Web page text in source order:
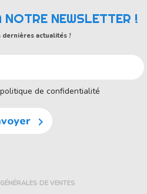
NEWSLETTER !
dernières actualités !
de confidentialité

DE VENTES